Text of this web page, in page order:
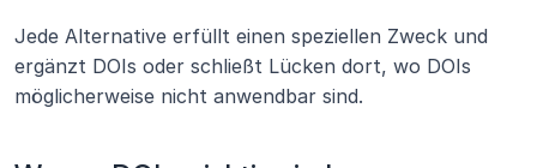
Jede Alternative erfüllt einen speziellen Zweck und
ergänzt DOIs oder schließt Lücken dort, wo DOIs
möglicherweise nicht anwendbar sind.